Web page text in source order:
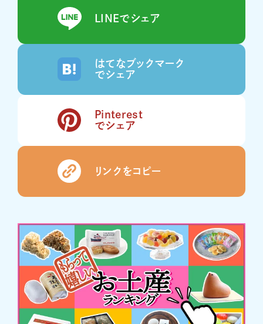
LINEでシェア
はてなブックマーク
でシェア
Pinterest
でシェア
リンクをコピー